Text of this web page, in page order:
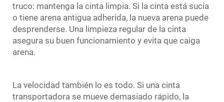
truco: mantenga la cinta limpia. Si la cinta está sucia
o tiene arena antigua adherida, la nueva arena puede
desprenderse. Una limpieza regular de la cinta
asegura su buen funcionamiento y evita que caiga
arena.
La velocidad también lo es todo. Si una cinta
transportadora se mueve demasiado rápido, la